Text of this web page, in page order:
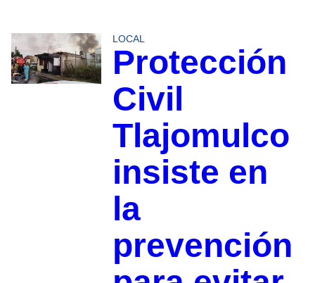
LOCAL
Protección
Civil
Tlajomulco
insiste en
la
prevención